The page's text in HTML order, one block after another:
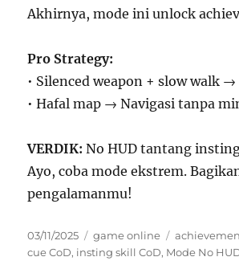
Akhirnya, mode ini unlock
Pro Strategy:
• Silenced weapon + slow walk
• Hafal map → Navigasi tanpa
VERDIK: No HUD tantang
Ayo, coba mode ekstrem.
pengalamanmu!
Posted
on
03/11/2025 Categories
game online Tags
cue CoD, insting skill CoD, Mode No